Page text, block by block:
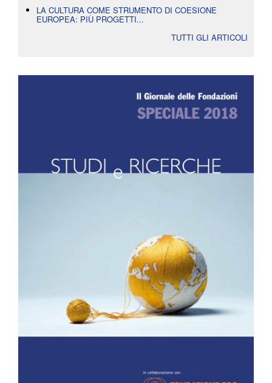
LA CULTURA COME STRUMENTO DI COESIONE
EUROPEA: PIÙ PROGETTI...
TUTTI GLI ARTICOLI